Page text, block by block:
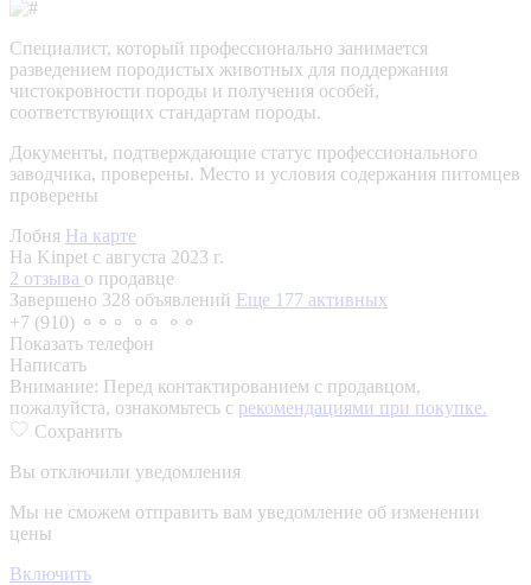
Специалист, который профессионально занимается
разведением породистых животных для поддержания
чистокровности породы и получения особей,
соответствующих стандартам породы.
Документы, подтверждающие статус профессионального
заводчика, проверены. Место и условия содержания питомцев
проверены
Лобня На карте
На Kinpet c августа 2023 г.
2 отзыва о продавце
Завершено 328 объявлений Еще 177 активных
+7 (910) ⚬⚬⚬ ⚬⚬ ⚬⚬
Показать телефон
Написать
Внимание: Перед контактированием с продавцом,
пожалуйста, ознакомьтесь с рекомендациями при покупке.
Сохранить
Вы отключили уведомления
Мы не сможем отправить вам уведомление об изменении
цены
Включить